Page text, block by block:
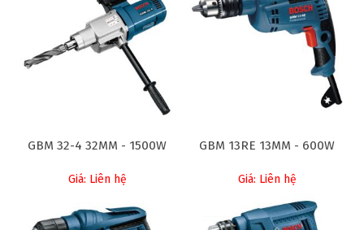
GBM 32-4 32MM - 1500W
Giá: Liên hệ
GBM 13RE 13MM - 600W
Giá: Liên hệ